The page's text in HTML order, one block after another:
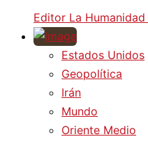
Editor La Humanidad
Estados Unidos
Geopolítica
Irán
Mundo
Oriente Medio